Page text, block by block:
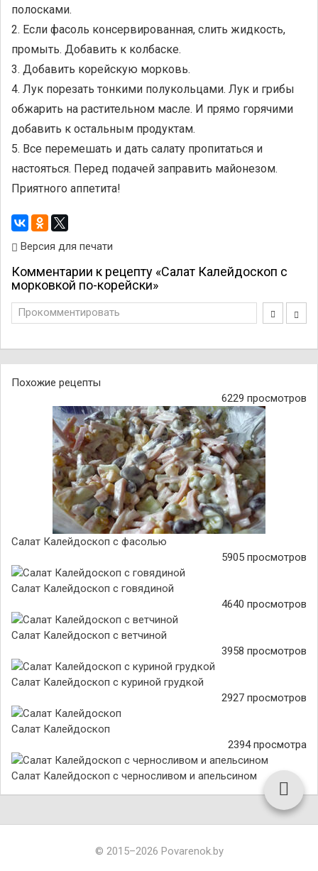
полосками.
2. Если фасоль консервированная, слить жидкость,
промыть. Добавить к колбаске.
3. Добавить корейскую морковь.
4. Лук порезать тонкими полукольцами. Лук и грибы
обжарить на растительном масле. И прямо горячими
добавить к остальным продуктам.
5. Все перемешать и дать салату пропитаться и
настояться. Перед подачей заправить майонезом.
Приятного аппетита!
Версия для печати
Комментарии к рецепту «Салат Калейдоскоп с
морковкой по-корейски»
Прокомментировать
Похожие рецепты
6229 просмотров
Салат Калейдоскоп с фасолью
5905 просмотров
Салат Калейдоскоп с говядиной
4640 просмотров
Салат Калейдоскоп с ветчиной
3958 просмотров
Салат Калейдоскоп с куриной грудкой
2927 просмотров
Салат Калейдоскоп
2394 просмотра
Салат Калейдоскоп с черносливом и апельсином
© 2015–2026 Povarenok.by